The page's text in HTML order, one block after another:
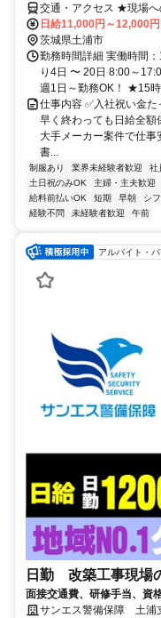
交通・アクセス ★現場へ
日給11,000円～12,000円
茨城県土浦市
勤務時間詳細 実働時間
り4日 〜 20日 8:00～
週1日～勤務OK！ ★15
仕事内容 ✅入社祝い金
早く終わっても日給全額
大手メーカー案件で仕事
書...
制服あり 業界未経験者歓迎 社
土日祝のみOK
主婦・主夫歓迎
給料前払いOK
短期 早朝 シ
経験不問
未経験者歓迎 午前
アルバイト・パ
日勤 改築工事現場
面接交通費、研修手当、資
修もあるので未経験者も安
サンエス警備保障 土